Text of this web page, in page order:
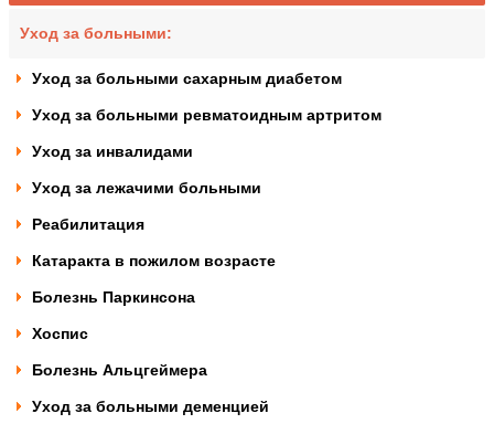
Уход за больными:
Уход за больными сахарным диабетом
Уход за больными ревматоидным артритом
Уход за инвалидами
Уход за лежачими больными
Реабилитация
Катаракта в пожилом возрасте
Болезнь Паркинсона
Хоспис
Болезнь Альцгеймера
Уход за больными деменцией